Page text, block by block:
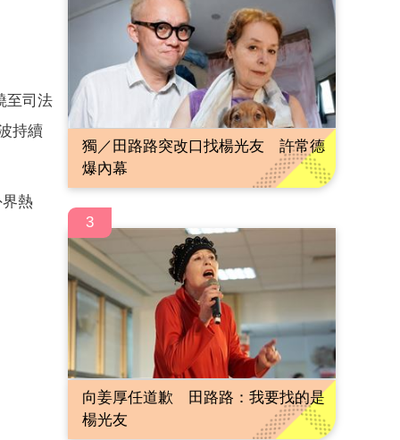
至司法
持續
熱
獨／田路路突改口找楊光友 許常德
爆內幕
3
向姜厚任道歉 田路路：我要找的是
楊光友